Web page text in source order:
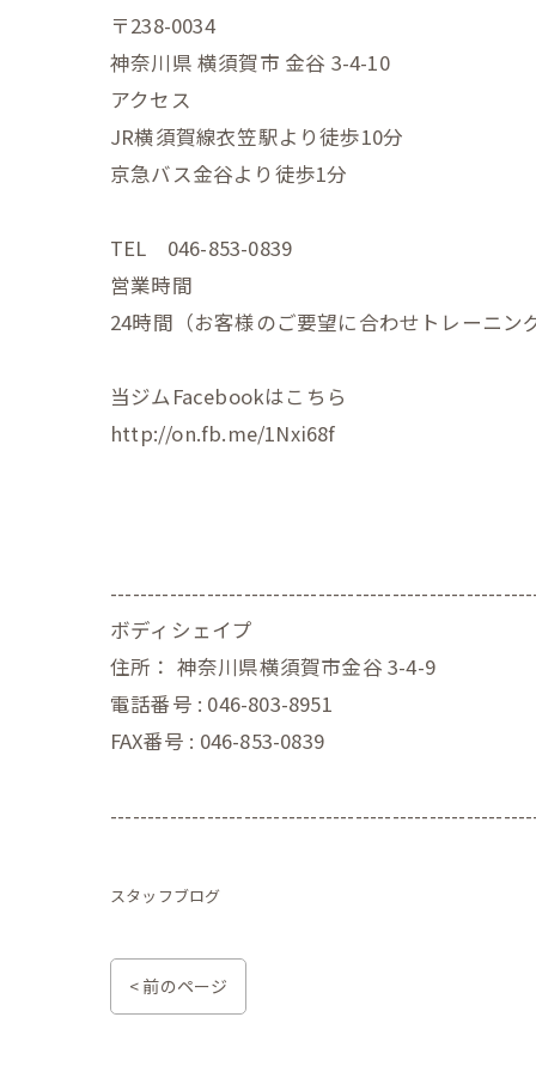
〒238-0034
神奈川県 横須賀市 金谷 3-4-10
アクセス
JR横須賀線衣笠駅より徒歩10分
京急バス金谷より徒歩1分
TEL 046-853-0839
営業時間
24時間（お客様のご要望に合わせトレーニン
当ジムFacebookはこちら
http://on.fb.me/1Nxi68f
ボディシェイプ
住所： 神奈川県横須賀市金谷 3-4-9
電話番号 : 046-803-8951
FAX番号 : 046-853-0839
スタッフブログ
< 前のページ